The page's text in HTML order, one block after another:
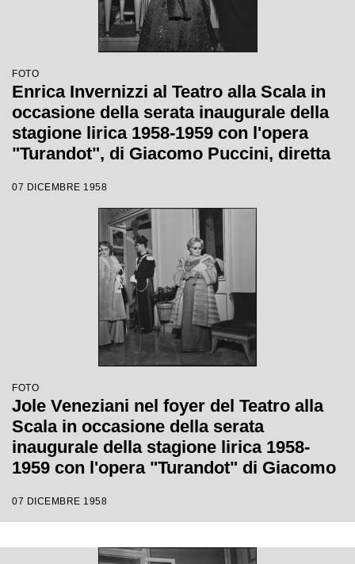
FOTO
Enrica Invernizzi al Teatro alla Scala in
occasione della serata inaugurale della
stagione lirica 1958-1959 con l'opera
"Turandot", di Giacomo Puccini, diretta
Margherita Wallmann
07 DICEMBRE 1958
FOTO
Jole Veneziani nel foyer del Teatro alla
Scala in occasione della serata
inaugurale della stagione lirica 1958-
1959 con l'opera "Turandot" di Giacomo
regia di Margherita Walmann
07 DICEMBRE 1958